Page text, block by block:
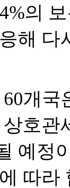
의
해 다
개국
호관
예정
따라